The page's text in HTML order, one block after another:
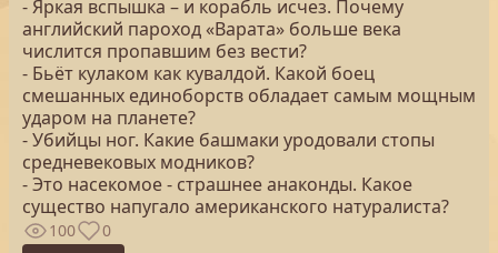
- Яркая вспышка – и корабль исчез. Почему
английский пароход «Варата» больше века
числится пропавшим без вести?
- Бьёт кулаком как кувалдой. Какой боец
смешанных единоборств обладает самым мощным
ударом на планете?
- Убийцы ног. Какие башмаки уродовали стопы
средневековых модников?
- Это насекомое - страшнее анаконды. Какое
существо напугало американского натуралиста?
100 0